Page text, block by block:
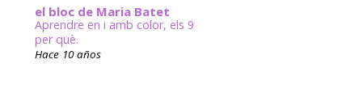
el bloc de Maria Batet
Aprendre en i amb color, els 9
per què.
Hace 10 años